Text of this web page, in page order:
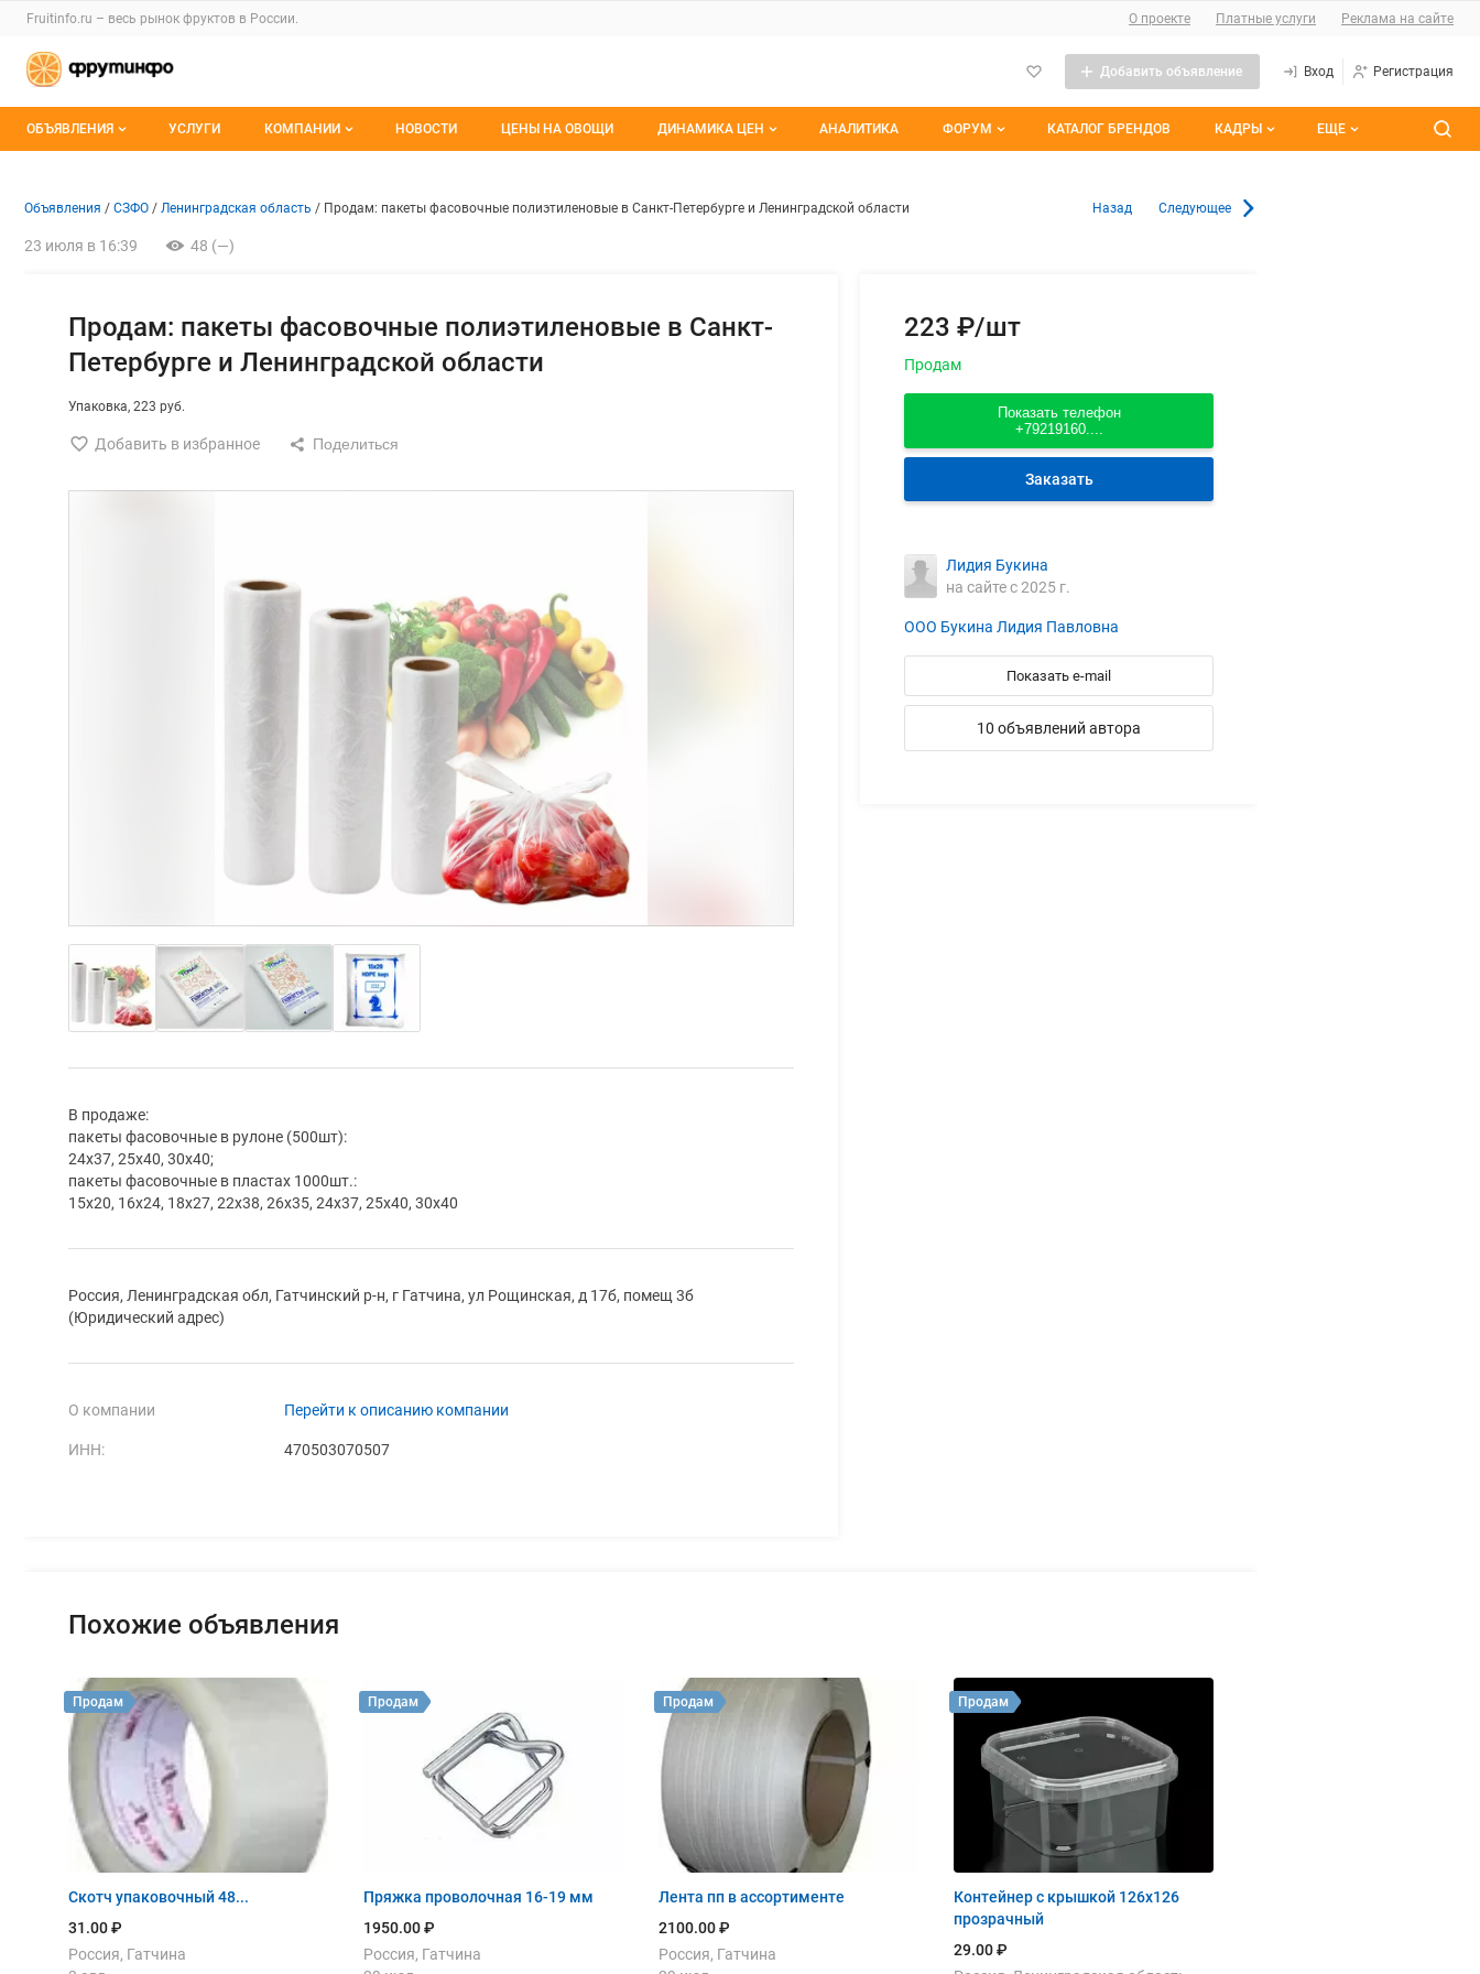
Раздел навигации по сайту fruitinfo.ru
Fruitinfo.ru – весь рынок фруктов в России. О сайте
О проекте Платные услуги Реклама на сайте
Авторизация и меню пользователя
Добавить объявление Вход Регистрация
Навигация по разделам сайта fruitinfo.ru
ОБЪЯВЛЕНИЯ УСЛУГИ КОМПАНИИ НОВОСТИ ЦЕНЫ НА ОВОЩИ ДИНАМИКА ЦЕН АНАЛИТИКА ФОРУМ КАТАЛОГ БРЕНДОВ КАДРЫ ЕЩЕ
Объявление: Продам: пакеты фасовочные полиэтиленовые в Санкт-Петербурге и
Информация о объявлении
Навигация и управление объявлением
Объявления СЗФО Ленинградская область Продам: пакеты фасовочные полиэтиленовые в Санкт-Петербурге и Ленинградской области Назад Следующее
23 июля в 16:39 48 (—)
Продам: пакеты фасовочные полиэтиленовые в Санкт-
Петербурге и Ленинградской области
Упаковка 223 руб.
Добавить в избранное
В продаже:
пакеты фасовочные в рулоне (500шт):
24х37, 25х40, 30х40;
пакеты фасовочные в пластах 1000шт.:
15х20, 16х24, 18х27, 22х38, 26х35, 24х37, 25х40, 30х40
Россия, Ленинградская обл, Гатчинский р-н, г Гатчина, ул Рощинская, д 17б, помещ 3б
(Юридический адрес)
О компании Перейти к описанию компании
ИНН: 470503070507
223 ₽/шт
Продам
Показать телефон
+79219160....
Заказать
Лидия Букина
на сайте с 2025 г.
ООО Букина Лидия Павловна
Показать e-mail
10 объявлений автора
Похожие объявления
Скотч упаковочный 48...
31.00 ₽
Россия, Гатчина
Продам
Пряжка проволочная 16-19 мм
1950.00 ₽
Россия, Гатчина
Продам
Лента пп в ассортименте
2100.00 ₽
Россия, Гатчина
Продам
Контейнер с крышкой 126х126
прозрачный
29.00 ₽
Продам